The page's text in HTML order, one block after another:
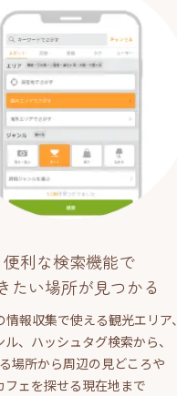
便利な検索機能で
たい場所が見つかる
情報収集で使える観光エリア、
ル、ハッシュタグ検索から、
場所から周辺の見どころや
フェを探せる現在地まで